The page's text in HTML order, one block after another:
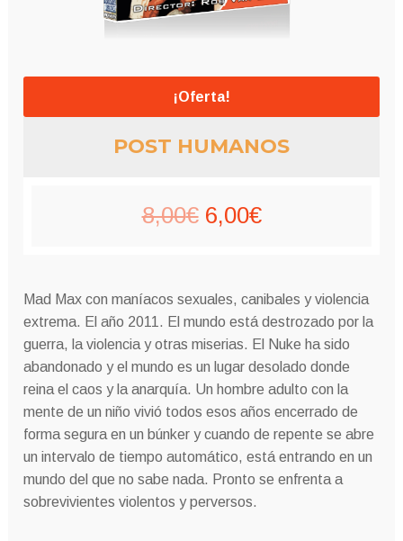
¡Oferta!
POST HUMANOS
8,00€ El
original
era:
8,00€.
6,00€El
actual
es:
6,00€.
Mad Max con maníacos sexuales, canibales y violencia
extrema. El año 2011. El mundo está destrozado por la
guerra, la violencia y otras miserias. El Nuke ha sido
abandonado y el mundo es un lugar desolado donde
reina el caos y la anarquía. Un hombre adulto con la
mente de un niño vivió todos esos años encerrado de
forma segura en un búnker y cuando de repente se abre
un intervalo de tiempo automático, está entrando en un
mundo del que no sabe nada. Pronto se enfrenta a
sobrevivientes violentos y perversos.